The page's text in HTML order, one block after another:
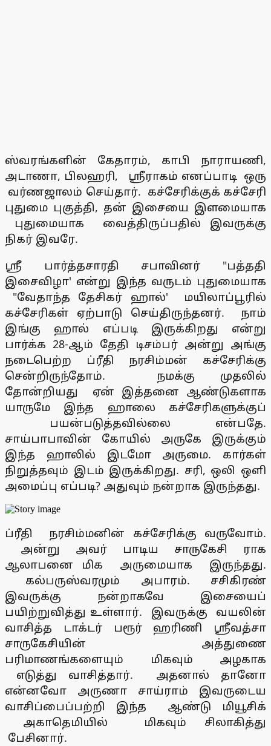
ஸ்வரங்களின் கேதாரம், காபி நாராயணி,
அடாணா, பிலஹரி, ஸ்ரீராகம் எனப்பாடி ஒரு
வர்ணஜாலம் செய்தார். கச்சேரிக்குக் கச்சேரி
புதுமை புகுத்தி, தன் இசையை இளமையாக
புதுமையாக வைத்திருப்பதில் இவருக்கு
நிகர் இவரே.
ஸ்ரீ பார்த்தசாரதி சபாவினர் "பத்ததி
இசைவிழா' என்று இந்த வருடம் புதுமையாக
"வேதாந்த தேசிகர் ஹால்' மயிலாப்பூரில்
கச்சேரிகள் ஏற்பாடு செய்திருந்தனர். நாம்
இங்கு ஹால் எப்படி இருக்கிறது என்று
பார்க்க 28-ஆம் தேதி டிசம்பர் அன்று அங்கு
நடைபெற்ற ப்ரீதி நரசிம்மன் கச்சேரிக்கு
சென்றிருந்தோம். நமக்கு முதலில்
தோன்றியது ஏன் இத்தனை ஆண்டுகளாக
யாருமே இந்த ஹாலை கச்சேரிகளுக்குப்
பயன்படுத்தவில்லை என்பதே.
சாய்பாபாவின் கோயில் அருகே இருக்கும்
இந்த ஹாலில் இடமோ அருமை. கார்கள்
நிறுத்தவும் இடம் இருக்கிறது. சரி, ஒலி ஒளி
அமைப்பு எப்படி? அதுவும் நன்றாக இருந்தது.
ப்ரீதி நரசிம்மனின் கச்சேரிக்கு வருவோம்.
அன்று அவர் பாடிய சாருகேசி ராக
ஆலாபனை மிக அருமையாக இருந்தது.
கல்பருஸ்வரமும் அபாரம். சசிகிரண்
இவருக்கு நன்றாகவே இசையைப்
பயிற்றுவித்து உள்ளார். இவருக்கு வயலின்
வாசித்த டாக்டர் பரூர் ஹரிணி ஸ்ரீவத்சா
சாருகேசியின் அத்துணை
பரிமாணங்களையும் மிகவும் அழகாக
எடுத்து வாசித்தார். அதனால் தானோ
என்னவோ அருணா சாய்ராம் இவருடைய
வாசிப்பைப்பற்றி இந்த ஆண்டு மியூசிக்
அகாதெமியில் மிகவும் சிலாகித்து
பேசினார்.